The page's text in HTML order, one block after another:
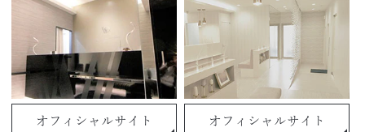
オフィシャルサイト オフィシャルサイト